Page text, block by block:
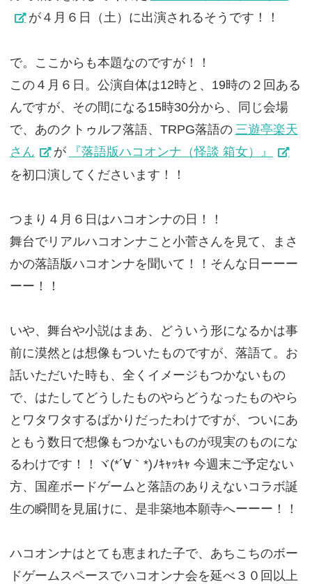
が４月６日（土）に出演されるそうです！！
で。ここからも本題なのですが！！
この４月６日。公演自体は12時と、19時の２回ある
んですが、その間になる15時30分から、同じ会場
で、あのクトゥルフ落語、TRPG落語の 三遊亭楽天
さん
が
『落語版ハコオンナ（怪談 箱女）』
を初口演してくださいます！！
つまり４月６日はハコオンナの日！！
舞台でリアルハコオンナこと小菅さんを見て、まさ
かの落語版ハコオンナを聞いて！！そんな日ーーー
ーー！！
いや、舞台や小説はまあ、どういう形になるかは事
前に漠然とは想像もついたものですが、落語て。お
話いただいた時も、全くイメージもつかないもの
で、はたしてどうしたものやらどうなったものやら
とワタワタするばかりだったわけですが、ついにあ
ともう数日で想像もつかないものが現実のものにな
るわけです！！ヾ(*´∀｀*)ﾉｷｬｯｷｬ 今週末ご予定ない
方、国産ボードゲームと落語のありえないコラボ誕
生の瞬間を見届けに、是非築地本願寺へーーー！！
ハコオンナはとても恵まれた子で、あちこちのボー
ドゲームスペースでハコオンナ会を延べ３０回以上